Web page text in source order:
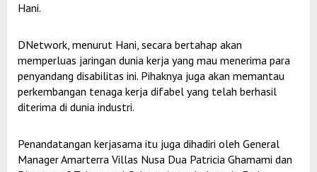
Hani.
DNetwork, menurut Hani, secara bertahap akan
memperluas jaringan dunia kerja yang mau menerima para
penyandang disabilitas ini. Pihaknya juga akan memantau
perkembangan tenaga kerja difabel yang telah berhasil
diterima di dunia industri.
Penandatangan kerjasama itu juga dihadiri oleh General
Manager Amarterra Villas Nusa Dua Patricia Ghamami dan